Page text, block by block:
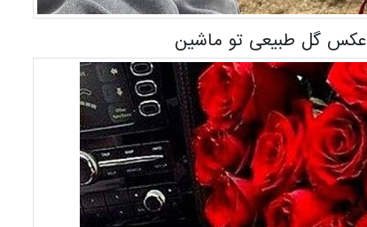
عکس گل طبیعی تو ماشین